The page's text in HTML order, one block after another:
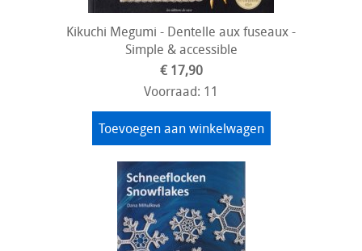
Kikuchi Megumi - Dentelle aux fuseaux -
Simple & accessible
€ 17,90
Voorraad: 11
Toevoegen aan winkelwagen